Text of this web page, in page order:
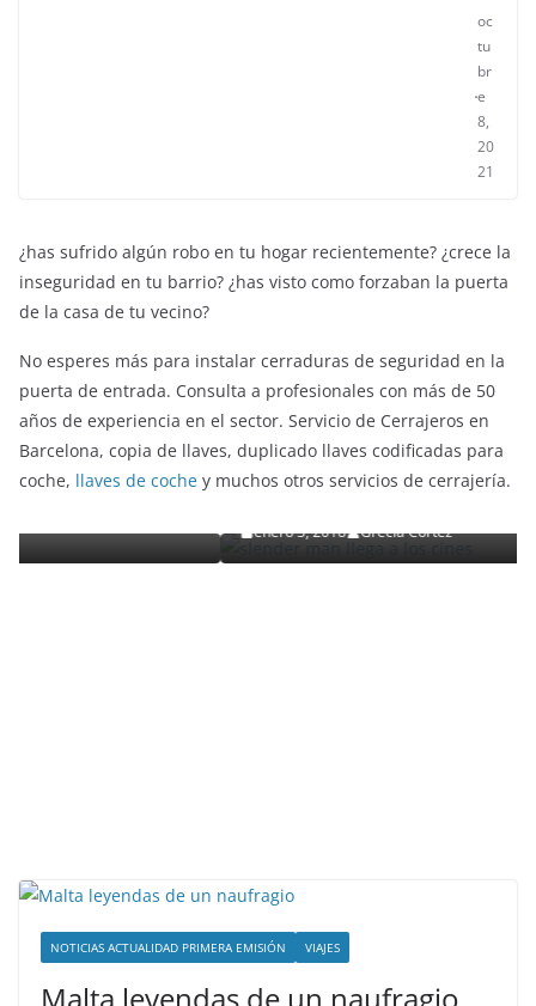
oc
tu
br
e
8,
20
21
¿has sufrido algún robo en tu hogar recientemente? ¿crece la
inseguridad en tu barrio? ¿has visto como forzaban la puerta
de la casa de tu vecino?
No esperes más para instalar cerraduras de seguridad en la
puerta de entrada. Consulta a profesionales con más de 50
años de experiencia en el sector. Servicio de Cerrajeros en
Barcelona, copia de llaves, duplicado llaves codificadas para
coche, llaves de coche y muchos otros servicios de cerrajería.
ENTRETENIMIENTO Y CURIOSIDADES LIBROS CINE Y TV
Slender Man llega al cine y te mostramos todos
detalles
enero 3, 2018 Grecia Cortez
NOTICIAS ACTUALIDAD PRIMERA EMISIÓN VIAJES
Malta leyendas de un naufragio